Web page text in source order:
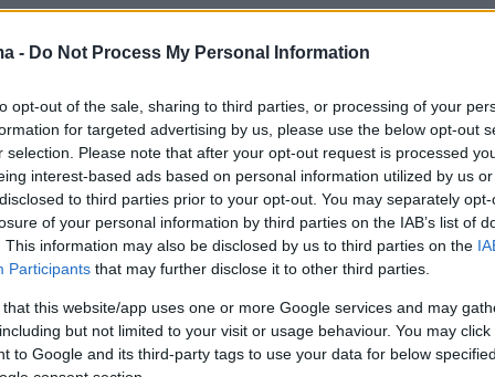
- Do Not Process My Personal Information
opt-out of the sale, sharing to third parties, or processing of your
for targeted advertising by us, please use the below opt-out
selection. Please note that after your opt-out request is processed
interest-based ads based on personal information utilized by us
to third parties prior to your opt-out. You may separately
of your personal information by third parties on the IAB’s list of
This information may also be disclosed by us to third parties on the
Participants that may further disclose it to other third parties.
that this website/app uses one or more Google services and may
but not limited to your visit or usage behaviour. You may
to Google and its third-party tags to use your data for below
consent section.
χρέους προς το τέλος του έτους.
θα πρόκειται για αποπληρωμή
των 110 δισ ευρώ που είχε πάρει η
Ευρωπαϊκό Μηχανισμό Χρηματοπιστωτικής
(EFSF)στο πλαίσιο του δεύτερου μνημονίου.
με την πρόωρη αποπληρωμή των 6,9 δισ
η χώρα μας θα έχει καταφέρει να
28 δισ ευρώ από τα 52,3 δισ ευρώ του
του πρώτου μνημονίου.